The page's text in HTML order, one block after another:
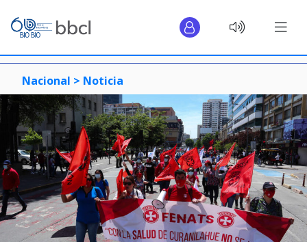
Nacional > Noticia